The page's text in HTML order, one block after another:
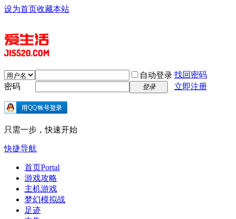
设为首页收藏本站
自动登录 找回密码
密码
登录 立即注册
只需一步，快速开始
快捷导航
首页Portal
游戏攻略
主机游戏
梦幻模拟战
足迹